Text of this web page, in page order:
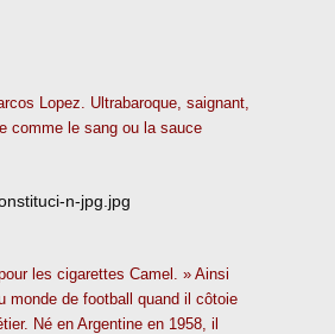
Lopez. Ultrabaroque, saignant,
comme le sang ou la sauce
les cigarettes Camel. » Ainsi
monde de football quand il côtoie
Né en Argentine en 1958, il